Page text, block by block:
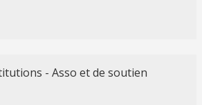
- Asso et de soutien